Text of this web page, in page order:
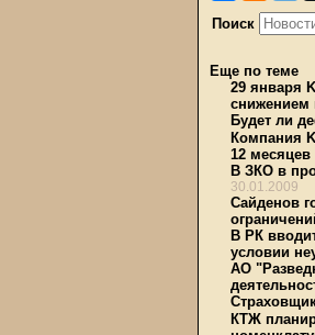
Поиск
Еще по теме
29 января
снижением
Будет ли
Компания
12 месяцев
В ЗКО в
30.01.2009
Сайденов
В РК
условии
АО
КТЖ